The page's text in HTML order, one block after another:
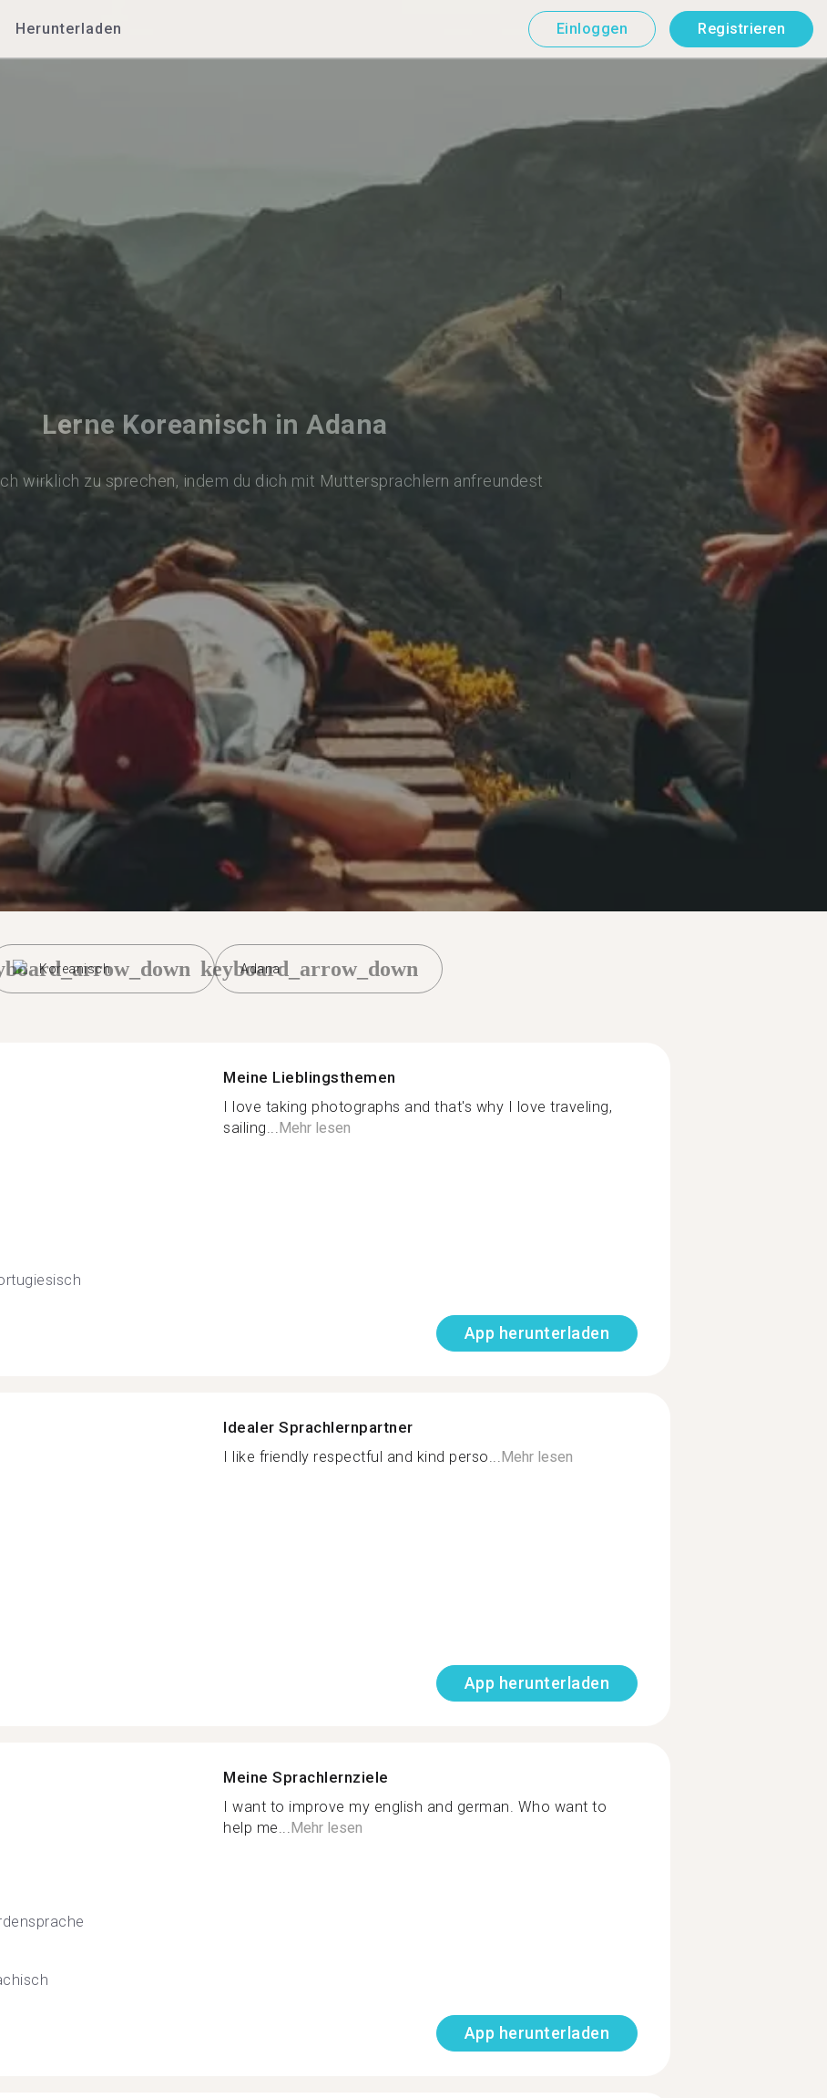
Herunterladen Einloggen Registrieren
Lerne Koreanisch in Adana
wirklich zu sprechen, indem du dich mit Muttersprachlern anfreundest
Koreanisch Adana
keyboard_arrow_down
Meine Lieblingsthemen
I love taking photographs and that's why I love traveling,
sailing...Mehr lesen
App herunterladen
Idealer Sprachlernpartner
I like friendly respectful and kind perso...Mehr lesen
App herunterladen
Meine Sprachlernziele
I want to improve my english and german. Who want to
help me...Mehr lesen
App herunterladen